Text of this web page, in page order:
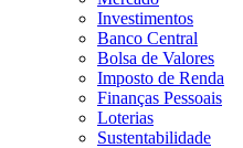
Investimentos
Banco Central
Bolsa de Valores
Imposto de Renda
Finanças Pessoais
Loterias
Sustentabilidade